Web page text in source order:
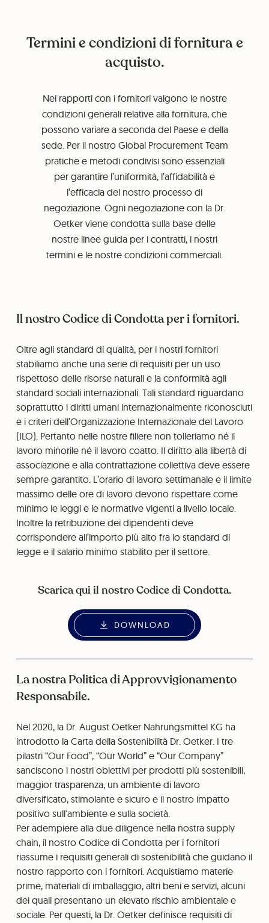
Termini e condizioni di fornitura e
acquisto.
Nei rapporti con i fornitori valgono le nostre
condizioni generali relative alla fornitura, che
possono variare a seconda del Paese e della
sede. Per il nostro Global Procurement Team
pratiche e metodi condivisi sono essenziali
per garantire l’uniformità, l’affidabilità e
l’efficacia del nostro processo di
negoziazione. Ogni negoziazione con la Dr.
Oetker viene condotta sulla base delle
nostre linee guida per i contratti, i nostri
termini e le nostre condizioni commerciali.
Il nostro Codice di Condotta per i fornitori.
Oltre agli standard di qualità, per i nostri fornitori
stabiliamo anche una serie di requisiti per un uso
rispettoso delle risorse naturali e la conformità agli
standard sociali internazionali. Tali standard riguardano
soprattutto i diritti umani internazionalmente riconosciuti
e i criteri dell’Organizzazione Internazionale del Lavoro
(ILO). Pertanto nelle nostre filiere non tolleriamo né il
lavoro minorile né il lavoro coatto. Il diritto alla libertà di
associazione e alla contrattazione collettiva deve essere
sempre garantito. L’orario di lavoro settimanale e il limite
massimo delle ore di lavoro devono rispettare come
minimo le leggi e le normative vigenti a livello locale.
Inoltre la retribuzione dei dipendenti deve
corrispondere all’importo più alto fra lo standard di
legge e il salario minimo stabilito per il settore.
Scarica qui il nostro Codice di Condotta.
DOWNLOAD
La nostra Politica di Approvvigionamento
Responsabile.
Nel 2020, la Dr. August Oetker Nahrungsmittel KG ha
introdotto la Carta della Sostenibilità Dr. Oetker. I tre
pilastri “Our Food”, “Our World” e “Our Company”
sanciscono i nostri obiettivi per prodotti più sostenibili,
maggior trasparenza, un ambiente di lavoro
diversificato, stimolante e sicuro e il nostro impatto
positivo sull'ambiente e sulla società.
Per adempiere alla due diligence nella nostra supply
chain, il nostro Codice di Condotta per i fornitori
riassume i requisiti generali di sostenibilità che guidano il
nostro rapporto con i fornitori. Acquistiamo materie
prime, materiali di imballaggio, altri beni e servizi, alcuni
dei quali presentano un elevato rischio ambientale e
sociale. Per questi, la Dr. Oetker definisce requisiti di